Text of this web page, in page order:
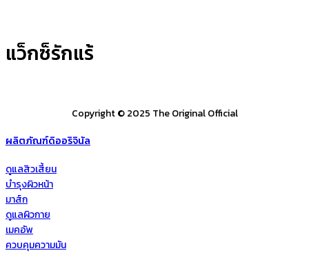
แว็กซ็รักแร้
Copyright © 2025 The Original Official
ผลิตภัณฑ์ดิออริจินัล
ดูแลสิวเสี้ยน
บำรุงผิวหน้า
มาส์ก
ดูแลผิวกาย
เมคอัพ
ควบคุมความมัน